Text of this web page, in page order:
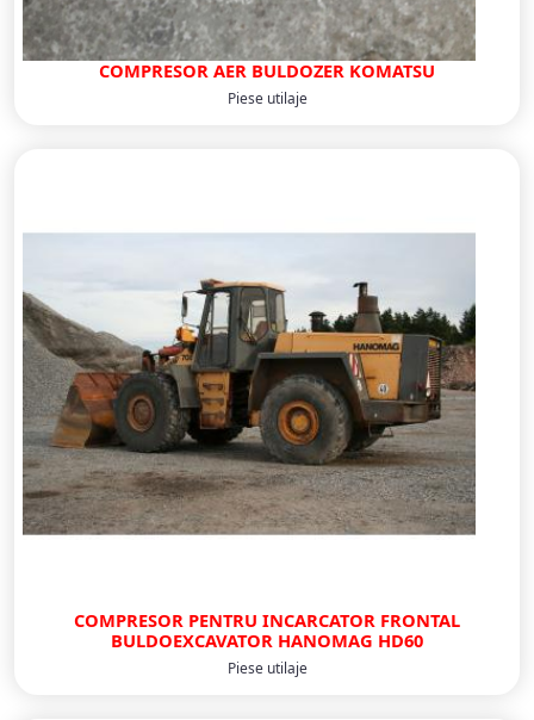
COMPRESOR AER BULDOZER KOMATSU
Piese utilaje
COMPRESOR PENTRU INCARCATOR FRONTAL
BULDOEXCAVATOR HANOMAG HD60
Piese utilaje